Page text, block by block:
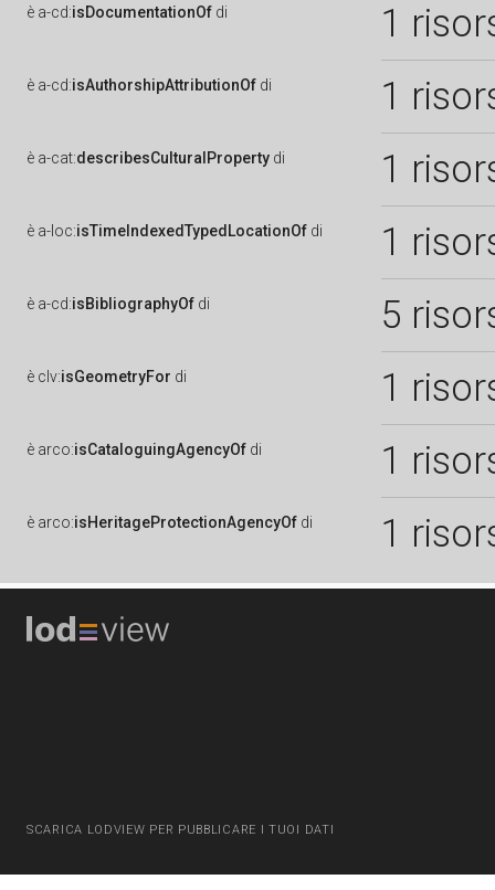
è a-cd:isDocumentationOf di 1
è a-cd:isAuthorshipAttributionOf di 1
è a-cat:describesCulturalProperty di 1
è a-loc:isTimeIndexedTypedLocationOf di 1
è a-cd:isBibliographyOf di 5
è clv:isGeometryFor di 1
è arco:isCataloguingAgencyOf di 1
è arco:isHeritageProtectionAgencyOf di 1
SCARICA LODVIEW PER PUBBLICARE I TUOI DATI